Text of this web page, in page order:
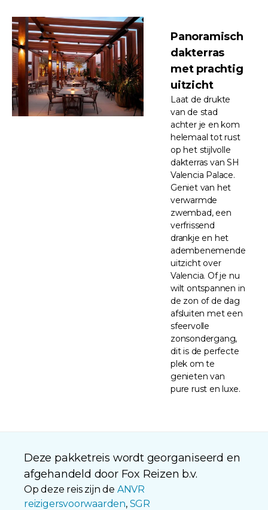
Panoramisch
dakterras
met prachtig
uitzicht
Laat de drukte
van de stad
achter je en kom
helemaal tot rust
op het stijlvolle
dakterras van SH
Valencia Palace.
Geniet van het
verwarmde
zwembad, een
verfrissend
drankje en het
adembenemende
uitzicht over
Valencia. Of je nu
wilt ontspannen in
de zon of de dag
afsluiten met een
sfeervolle
zonsondergang,
dit is de perfecte
plek om te
genieten van
pure rust en luxe.
Deze pakketreis wordt georganiseerd en
afgehandeld door Fox Reizen b.v.
Op deze reis zijn de ANVR
reizigersvoorwaarden, SGR